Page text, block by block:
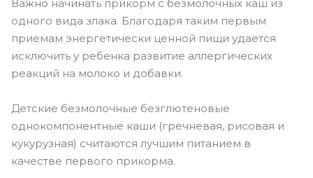
Важно начинать прикорм с безмолочных каш из
одного вида злака. Благодаря таким первым
приемам энергетически ценной пищи удается
исключить у ребенка развитие аллергических
реакций на молоко и добавки.
Детские безмолочные безглютеновые
однокомпонентные каши (гречневая, рисовая и
кукурузная) считаются лучшим питанием в
качестве первого прикорма.